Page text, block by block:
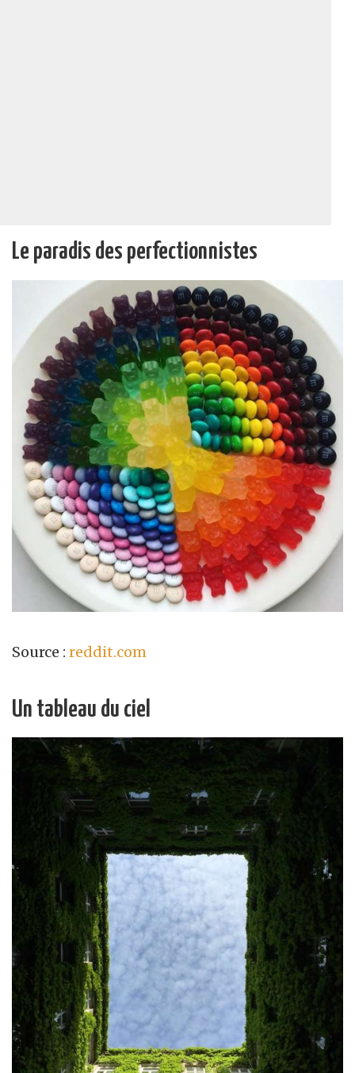
Le paradis des perfectionnistes
Source : reddit.com
Un tableau du ciel